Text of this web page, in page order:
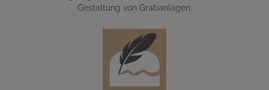
Gestaltung von Grabanlagen.